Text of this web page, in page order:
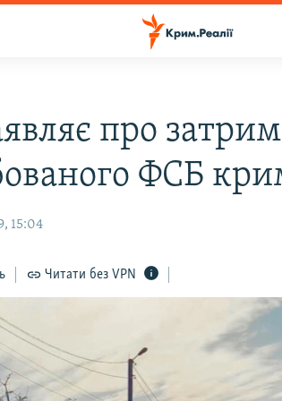
про
ФСБ
15:04
Читати без VPN